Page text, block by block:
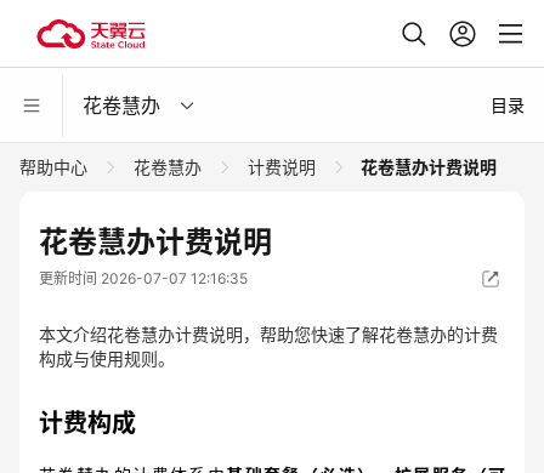
花卷慧办 目录
帮助中心 花卷慧办 计费说明 花卷慧办计费说明
花卷慧办计费说明
更新时间 2026-07-07 12:16:35
本文介绍花卷慧办计费说明，帮助您快速了解花卷慧办的计费
构成与使用规则。
计费构成